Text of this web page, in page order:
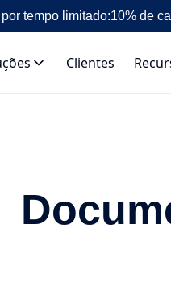
tempo limitado:10% de
Clientes